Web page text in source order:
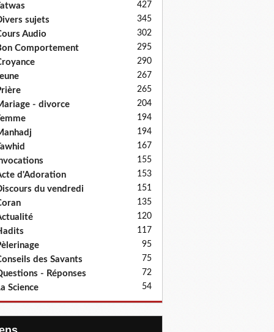
427
sujets 345
Audio 302
Comportement 295
290
267
265
- divorce 204
194
194
167
155
d'Adoration 153
du vendredi 151
135
120
117
95
des Savants 75
- Réponses 72
Science 54